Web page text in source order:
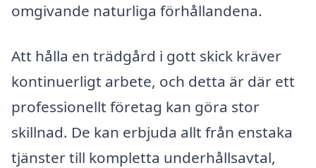
omgivande naturliga förhållandena.
Att hålla en trädgård i gott skick kräver
kontinuerligt arbete, och detta är där ett
professionellt företag kan göra stor
skillnad. De kan erbjuda allt från enstaka
tjänster till kompletta underhållsavtal,